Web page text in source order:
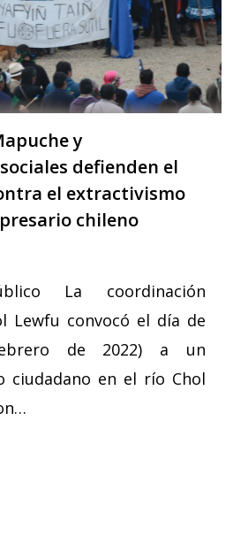
y
defienden el
el extractivismo
chileno
La coordinación
Lewfu convocó el día de
de 2022) a un
ciudadano en el río Chol